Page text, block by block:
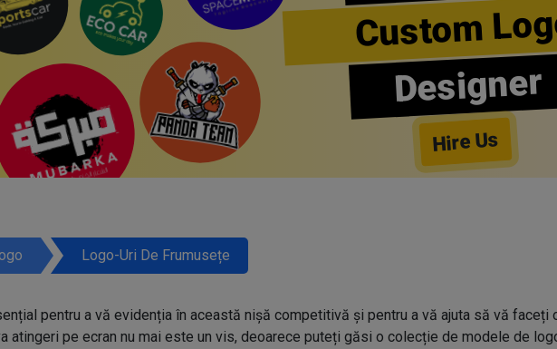
Custom
Designer
Hire Us
Logo-Uri De Frumusețe
pentru a vă evidenția în această nișă competitivă și pentru a vă ajuta să vă faceți
atingeri pe ecran nu mai este un vis, deoarece puteți găsi o colecție de modele de